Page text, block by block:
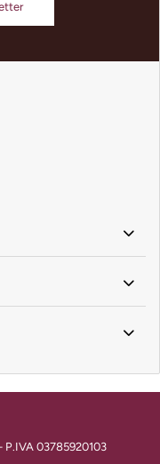
03785920103